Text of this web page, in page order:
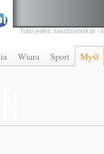
Wiara Sport Myśl
Tutaj jesteś: naszdziennik.pl